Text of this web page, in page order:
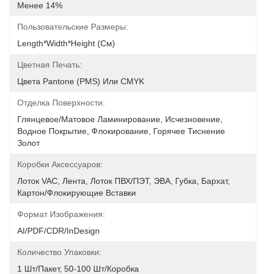
Менее 14%
Пользовательские Размеры:
Length*width*height (см)
Цветная Печать:
Цвета Pantone (PMS) Или CMYK
Отделка Поверхности:
Глянцевое/матовое Ламинирование, Исчезновение,
Водное Покрытие, Флокирование, Горячее Тиснение
Золот
Коробки Аксессуаров:
Лоток VAC, Лента, Лоток ПВХ/ПЭТ, ЭВА, Губка, Бархат,
Картон/Флокирующие Вставки
Формат Изображения:
AI/PDF/CDR/InDesign
Количество Упаковки:
1 Шт/пакет, 50-100 Шт/коробка